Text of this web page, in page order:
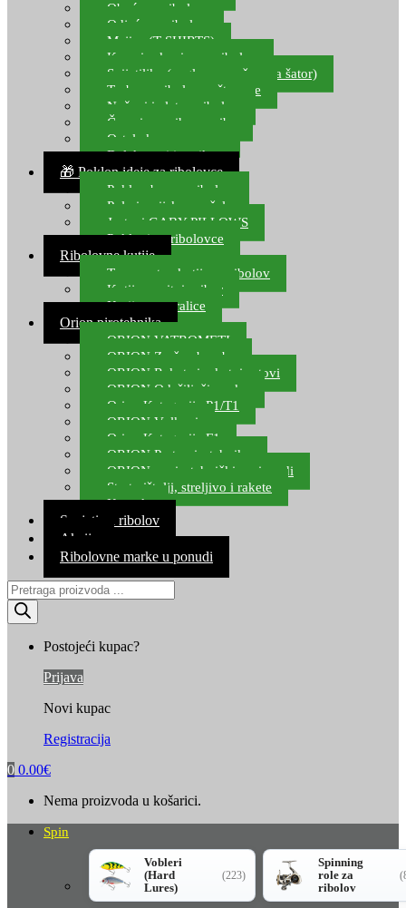
Obuća za ribolov
Odjeća za ribolov
Majice (T-SHIRTS)
Kape i rukavice za ribolov
Svijetiljke (naglavne, ručne, za šator)
Torbe za ribolovne štapove
Noževi i alat za ribolov
Čamci za prihranu ribe
Ostala kamp oprema
Dalekozori i optika
🎁 Poklon ideje za ribolovce
Poklon bon za ribolov
Polarizacijske naočale
Jastuci GABY PILLOWS
Pokloni za ribolovce
Ribolovne kutije
Transportne kutije za ribolov
Kutije za sitni pribor
Kutije za varalice
Orion pirotehnika
ORION VATROMETI
ORION Zračne bombe
ORION Rakete i raketni setovi
ORION Odašiljači zvuka
Orion Kategorija P1/T1
ORION Vulkani
Orion Kategorija F1
ORION Party pirotehnika
ORION nepirotehnički proizvodi
Start pištolji, streljivo i rakete
Kontakt
Savjeti za ribolov
Akcija
Ribolovne marke u ponudi
Products
search
Postojeći kupac?
Prijava
Novi kupac
Registracija
0 0.00€
Nema proizvoda u košarici.
Spin
Vobleri
(Hard
Lures)
(223)
Spinning
role za
ribolov